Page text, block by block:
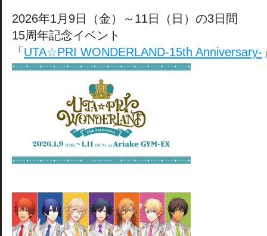
2026年1月9日（金）～11日（日）の3日間
15周年記念イベント
「 UTA☆PRI WONDERLAND-15th Anniversary-